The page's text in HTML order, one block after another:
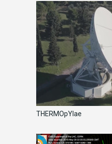
THERMOpYlae